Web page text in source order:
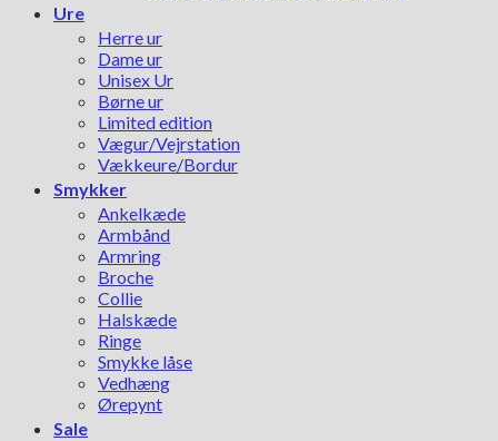
Ure
Herre ur
Dame ur
Unisex Ur
Børne ur
Limited edition
Vægur/Vejrstation
Vækkeure/Bordur
Smykker
Ankelkæde
Armbånd
Armring
Broche
Collie
Halskæde
Ringe
Smykke låse
Vedhæng
Ørepynt
Sale